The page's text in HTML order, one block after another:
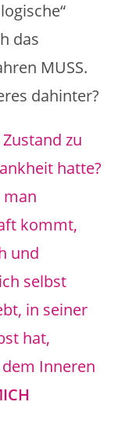
das
MUSS.
dahinter?
zu
hatte?
man
kommt,
und
selbst
in seiner
hat,
Inneren